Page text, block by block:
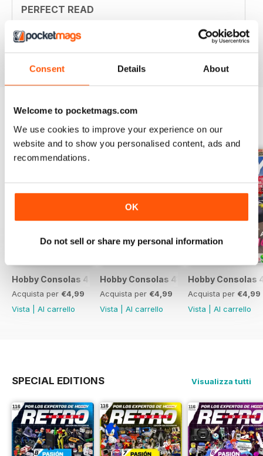
Consent Details About
Welcome to pocketmags.com
We use cookies to improve your experience on our
website and to show you personalised content, ads and
recommendations.
OK
Do not sell or share my personal information
PERFECT READ
Recensito 25 luglio 2019
EDIZIONI INDIETRO Visualizza tutti
Hobby Consolas 420
Acquista per €4,99
Vista
Al carrello
Hobby Consolas 419
Acquista per €4,99
Vista
Al carrello
Hobby Consolas
Acquista per €4,99
Vista
Al carrello
SPECIAL EDITIONS Visualizza tutti